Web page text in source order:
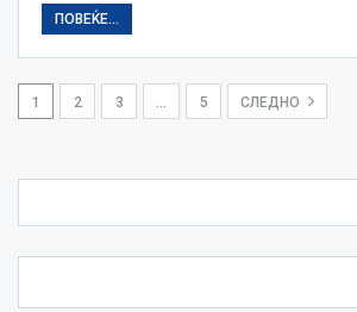
ПОВЕЌЕ...
1 2 3 5 СЛЕДНО